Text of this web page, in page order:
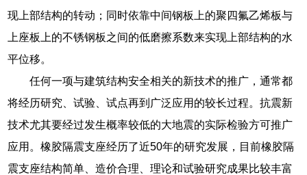
现上部结构的转动；同时依靠中间钢板上的聚四氟乙烯板与
上座板上的不锈钢板之间的低磨擦系数来实现上部结构的水
平位移。
任何一项与建筑结构安全相关的新技术的推广，通常都
将经历研究、试验、试点再到广泛应用的较长过程。抗震新
技术尤其要经过发生概率较低的大地震的实际检验方可推广
应用。橡胶隔震支座经历了近50年的研究发展，目前橡胶隔
震支座结构简单、造价合理、理论和试验研究成果比较丰富